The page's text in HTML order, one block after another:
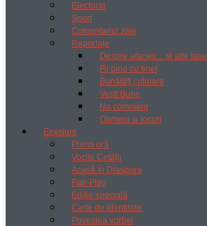
Electoral
Sport
Comentariul zilei
Reportaje
Despre afaceri… și alte taxe
Fii bine cu tine!
Bunătăți culinare
Vești Bune
No comment
Oameni si locuri
Emisiuni
Prima oră
Vocile Cetății
Acasă în Diaspora
Fair-Play
Ediție specială
Carte de Identitate
Povestea vorbei